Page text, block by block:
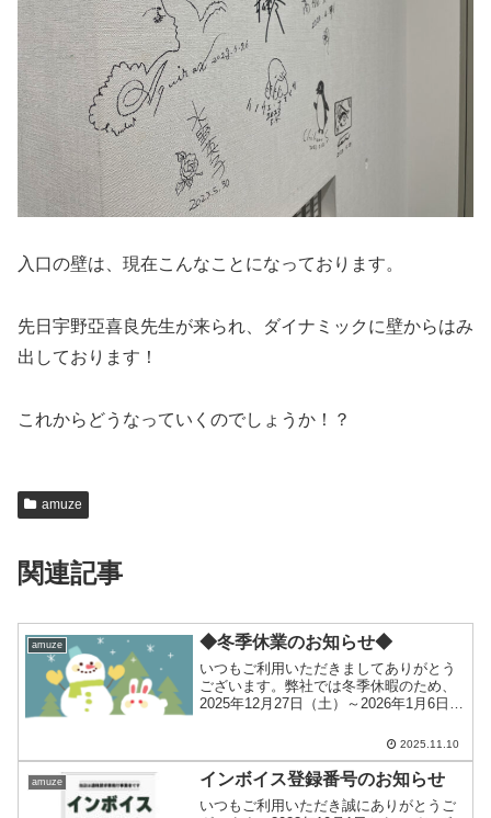
入口の壁は、現在こんなことになっております。
先日宇野亞喜良先生が来られ、ダイナミックに壁からはみ
出しております！
これからどうなっていくのでしょうか！？
amuze
関連記事
amuze ◆冬季休業のお知らせ◆
いつもご利用いただきましてありがとう
ございます。弊社では冬季休暇のため、
2025年12月27日（土）～2026年1月6日
す。例年、冬季休業前後はご依頼が大変
様がいらっし...
2025.11.10
amuze インボイス登録番号のお知らせ
いつもご利用いただき誠にありがとうご